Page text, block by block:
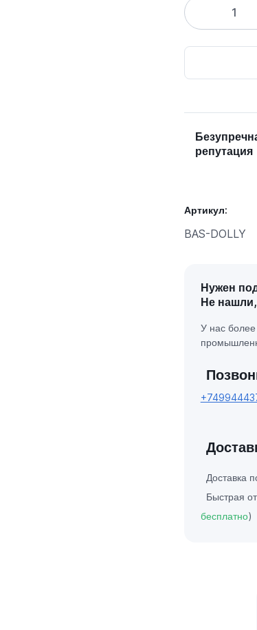
репутация
Артикул:
BAS-DOLLY
Нужен
Не нашли,
У нас более
Доставка
Быстрая
бесплатно)